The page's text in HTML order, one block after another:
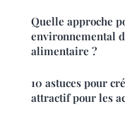
Quelle approche
environnemental
alimentaire ?
10 astuces pour
attractif pour les